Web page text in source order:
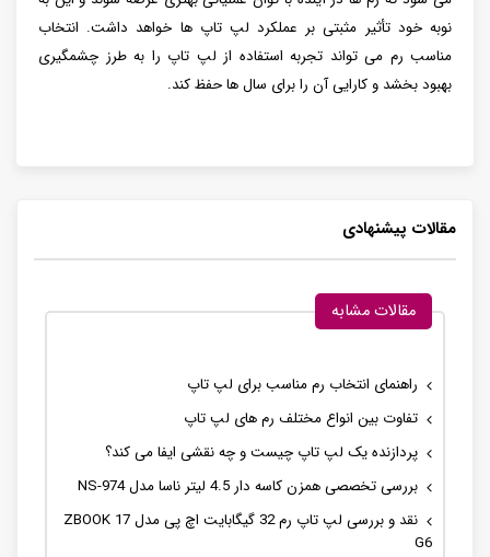
نوبه خود تأثیر مثبتی بر عملکرد لپ تاپ ها خواهد داشت. انتخاب
مناسب رم می تواند تجربه استفاده از لپ تاپ را به طرز چشمگیری
بهبود بخشد و کارایی آن را برای سال ها حفظ کند.
مقالات پیشنهادی
مقالات مشابه
راهنمای انتخاب رم مناسب برای لپ تاپ
تفاوت بین انواع مختلف رم های لپ تاپ
پردازنده یک لپ تاپ چیست و چه نقشی ایفا می کند؟
بررسی تخصصی همزن کاسه دار 4.5 لیتر ناسا مدل NS-974
نقد و بررسی لپ تاپ رم 32 گیگابایت اچ پی مدل ZBOOK 17
G6